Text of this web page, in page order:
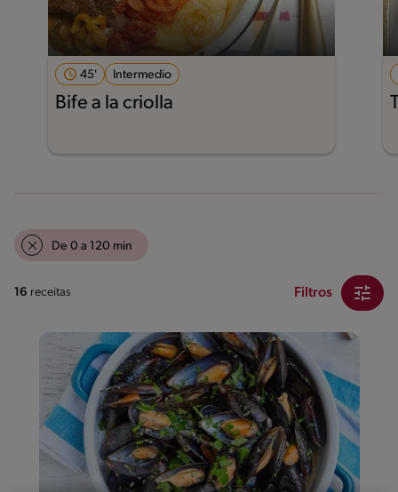
45' Intermedio
Bife a la criolla
De 0 a 120 min
16 receitas Filtros